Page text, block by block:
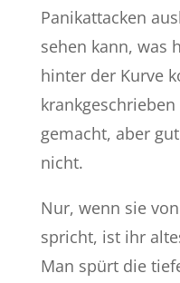
Panikattacken
sehen kann, was
hinter der Kurve
gemacht, aber
nicht.
Nur, wenn sie
spricht, ist ihr
Man spürt die